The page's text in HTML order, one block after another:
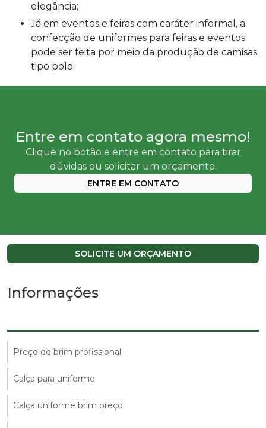
elegância;
Já em eventos e feiras com caráter informal, a
confecção de uniformes para feiras e eventos
pode ser feita por meio da produção de camisas
tipo polo.
Entre em contato agora mesmo!
Clique no botão e entre em contato para tirar
dúvidas ou solicitar um orçamento.
ENTRE EM CONTATO
SOLICITE UM ORÇAMENTO
Informações
Preço do brim profissional
Calça para uniforme
Calça uniforme brim preço